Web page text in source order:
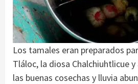
Los tamales eran preparados
Tláloc, la diosa Chalchiuhtlicue
las buenas cosechas y lluvia